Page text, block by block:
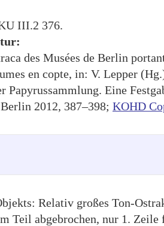
III.2 376.
des Musées de Berlin
en copte, in: V. Lepper
Papyrussammlung. Eine
2012, 387–398; KOHD
Relativ großes Ton-
Teil abgebrochen, nur 1. Zeile